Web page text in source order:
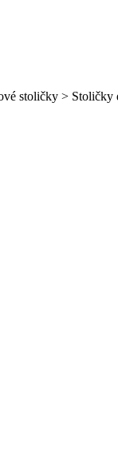
stoličky > Stoličky